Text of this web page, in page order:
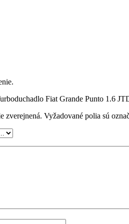
Fiat Grande Punto 1.6
zverejnená. Vyžadované polia sú